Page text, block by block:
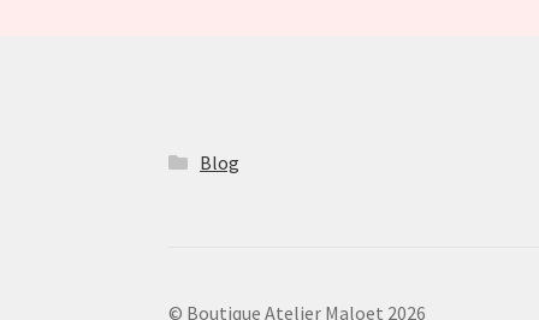
Blog
© Boutique Atelier Maloet 2026